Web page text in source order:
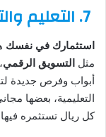
7. التعليم
استثمارك في نفسك
مثل التسويق الرقمي،
أبواب وفرص جديدة
التعليمية، بعضها
كل ريال تستثمره